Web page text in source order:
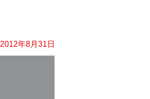
2012年8月31日